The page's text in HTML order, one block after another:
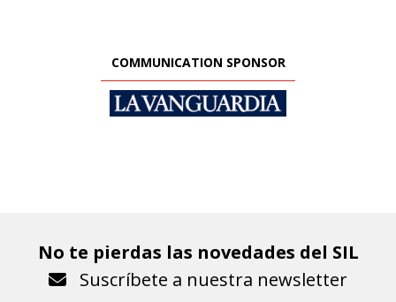
COMMUNICATION SPONSOR
No te pierdas las novedades del SIL
Suscríbete a nuestra newsletter